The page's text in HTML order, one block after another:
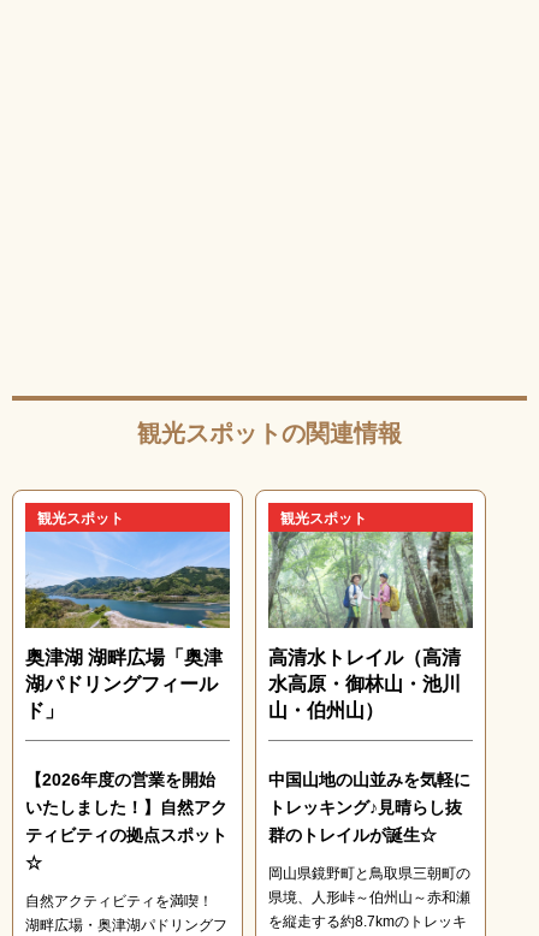
観光スポットの関連情報
観光スポット
奥津湖 湖畔広場「奥津
湖パドリングフィール
ド」
【2026年度の営業を開始
いたしました！】自然アク
ティビティの拠点スポット
☆
自然アクティビティを満喫！
湖畔広場・奥津湖パドリングフ
観光スポット
高清水トレイル（高清
水高原・御林山・池川
山・伯州山）
中国山地の山並みを気軽に
トレッキング♪見晴らし抜
群のトレイルが誕生☆
岡山県鏡野町と鳥取県三朝町の
県境、人形峠～伯州山～赤和瀬
を縦走する約8.7kmのトレッキ